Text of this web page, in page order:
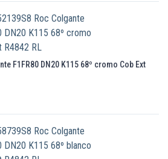
F1FR80 DN20 K115 68º cromo Cob Ext